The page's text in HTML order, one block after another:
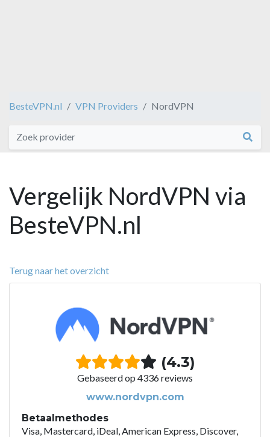
BesteVPN.nl VPN Providers NordVPN
Vergelijk NordVPN via
BesteVPN.nl
Terug naar het overzicht
(4.3)
Gebaseerd op 4336 reviews
www.nordvpn.com
Betaalmethodes
Visa, Mastercard, iDeal, American Express, Discover,